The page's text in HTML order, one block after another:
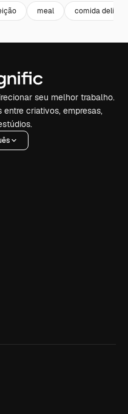
meal comida
seu melhor trabalho.
entre criativos, empresas,